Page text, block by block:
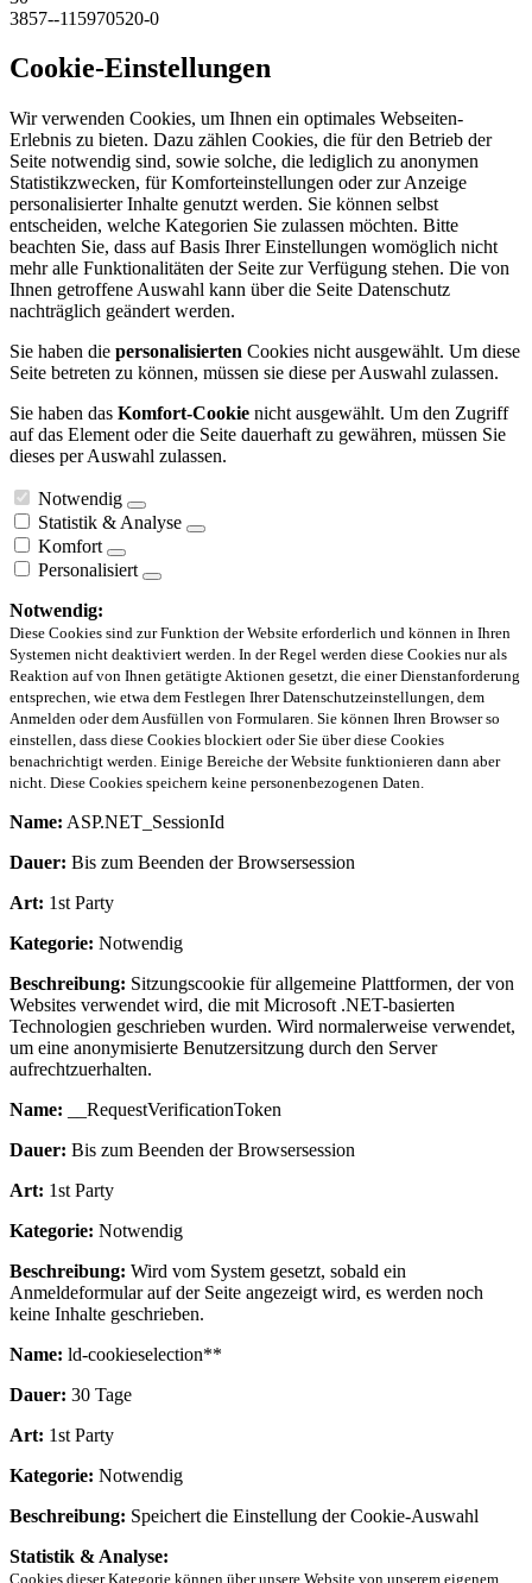
3857--115970520-0
Cookie-Einstellungen
Wir verwenden Cookies, um Ihnen ein optimales Webseiten-
Erlebnis zu bieten. Dazu zählen Cookies, die für den Betrieb der
Seite notwendig sind, sowie solche, die lediglich zu anonymen
Statistikzwecken, für Komforteinstellungen oder zur Anzeige
personalisierter Inhalte genutzt werden. Sie können selbst
entscheiden, welche Kategorien Sie zulassen möchten. Bitte
beachten Sie, dass auf Basis Ihrer Einstellungen womöglich nicht
mehr alle Funktionalitäten der Seite zur Verfügung stehen. Die von
Ihnen getroffene Auswahl kann über die Seite Datenschutz
nachträglich geändert werden.
Sie haben die personalisierten Cookies nicht ausgewählt. Um diese
Seite betreten zu können, müssen sie diese per Auswahl zulassen.
Sie haben das Komfort-Cookie nicht ausgewählt. Um den Zugriff
auf das Element oder die Seite dauerhaft zu gewähren, müssen Sie
dieses per Auswahl zulassen.
Notwendig
Statistik & Analyse
Komfort
Personalisiert
Notwendig:
Diese Cookies sind zur Funktion der Website erforderlich und können in Ihren
Systemen nicht deaktiviert werden. In der Regel werden diese Cookies nur als
Reaktion auf von Ihnen getätigte Aktionen gesetzt, die einer Dienstanforderung
entsprechen, wie etwa dem Festlegen Ihrer Datenschutzeinstellungen, dem
Anmelden oder dem Ausfüllen von Formularen. Sie können Ihren Browser so
einstellen, dass diese Cookies blockiert oder Sie über diese Cookies
benachrichtigt werden. Einige Bereiche der Website funktionieren dann aber
nicht. Diese Cookies speichern keine personenbezogenen Daten.
Name: ASP.NET_SessionId
Dauer: Bis zum Beenden der Browsersession
Art: 1st Party
Kategorie: Notwendig
Beschreibung: Sitzungscookie für allgemeine Plattformen, der von
Websites verwendet wird, die mit Microsoft .NET-basierten
Technologien geschrieben wurden. Wird normalerweise verwendet,
um eine anonymisierte Benutzersitzung durch den Server
aufrechtzuerhalten.
Name: __RequestVerificationToken
Dauer: Bis zum Beenden der Browsersession
Art: 1st Party
Kategorie: Notwendig
Beschreibung: Wird vom System gesetzt, sobald ein
Anmeldeformular auf der Seite angezeigt wird, es werden noch
keine Inhalte geschrieben.
Name: ld-cookieselection**
Dauer: 30 Tage
Art: 1st Party
Kategorie: Notwendig
Beschreibung: Speichert die Einstellung der Cookie-Auswahl
Statistik & Analyse:
Cookies dieser Kategorie können über unsere Website von unserem eigenem